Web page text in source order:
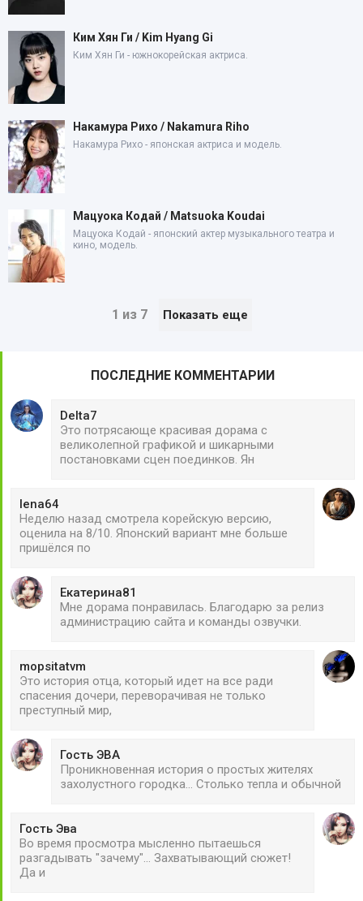
Ким Хян Ги / Kim Hyang Gi
Ким Хян Ги - южнокорейская актриса.
Накамура Рихо / Nakamura Riho
Накамура Рихо - японская актриса и модель.
Мацуока Кодай / Matsuoka Koudai
Мацуока Кодай - японский актер музыкального театра и
кино, модель.
1 из 7 Показать еще
ПОСЛЕДНИЕ КОММЕНТАРИИ
Delta7
Это потрясающе красивая дорама с
великолепной графикой и шикарными
постановками сцен поединков. Ян
lena64
Неделю назад смотрела корейскую версию,
оценила на 8/10. Японский вариант мне больше
пришёлся по
Екатерина81
Мне дорама понравилась. Благодарю за релиз
администрацию сайта и команды озвучки.
mopsitatvm
Это история отца, который идет на все ради
спасения дочери, переворачивая не только
преступный мир,
Гость ЭВА
Проникновенная история о простых жителях
захолустного городка... Столько тепла и обычной
Гость Эва
Во время просмотра мысленно пытаешься
разгадывать "зачему"... Захватывающий сюжет!
Да и